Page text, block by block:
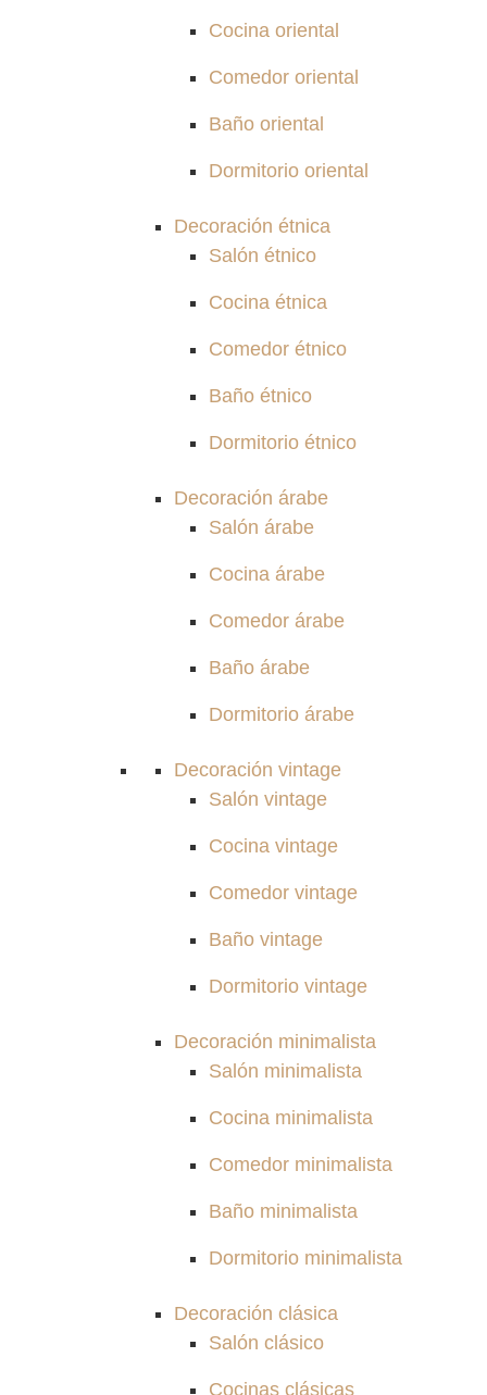
Cocina oriental
Comedor oriental
Baño oriental
Dormitorio oriental
Decoración étnica
Salón étnico
Cocina étnica
Comedor étnico
Baño étnico
Dormitorio étnico
Decoración árabe
Salón árabe
Cocina árabe
Comedor árabe
Baño árabe
Dormitorio árabe
Decoración vintage
Salón vintage
Cocina vintage
Comedor vintage
Baño vintage
Dormitorio vintage
Decoración minimalista
Salón minimalista
Cocina minimalista
Comedor minimalista
Baño minimalista
Dormitorio minimalista
Decoración clásica
Salón clásico
Cocinas clásicas